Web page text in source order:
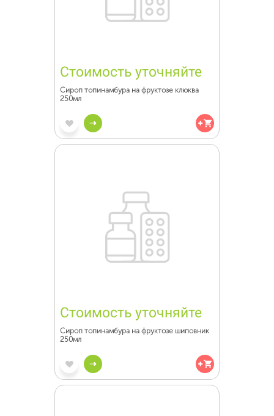
Стоимость уточняйте
Сироп топинамбура на фруктозе клюква
250мл
Стоимость уточняйте
Сироп топинамбура на фруктозе шиповник
250мл